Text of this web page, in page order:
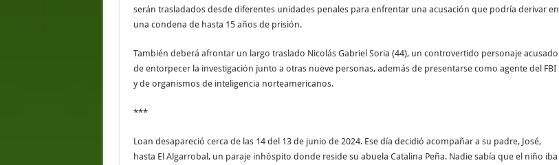
serán trasladados desde diferentes unidades penales para enfrentar una acusación que podría derivar en
una condena de hasta 15 años de prisión.
También deberá afrontar un largo traslado Nicolás Gabriel Soria (44), un controvertido personaje acusado
de entorpecer la investigación junto a otras nueve personas, además de presentarse como agente del FBI
y de organismos de inteligencia norteamericanos.
***
Loan desapareció cerca de las 14 del 13 de junio de 2024. Ese día decidió acompañar a su padre, José,
hasta El Algarrobal, un paraje inhóspito donde reside su abuela Catalina Peña. Nadie sabía que el niño iba